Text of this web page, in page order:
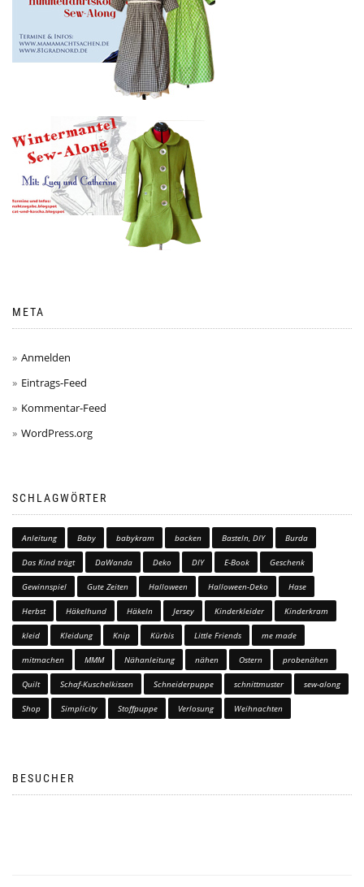
META
Anmelden
Eintrags-Feed
Kommentar-Feed
WordPress.org
SCHLAGWÖRTER
Anleitung Baby babykram backen Basteln, DIY Burda
Das Kind trägt DaWanda Deko DIY E-Book Geschenk
Gewinnspiel Gute Zeiten Halloween Halloween-Deko Hase
Herbst Häkelhund Häkeln Jersey Kinderkleider Kinderkram
kleid Kleidung Knip Kürbis Little Friends me made
mitmachen MMM Nähanleitung nähen Ostern probenähen
Quilt Schaf-Kuschelkissen Schneiderpuppe schnittmuster sew-along
Shop Simplicity Stoffpuppe Verlosung Weihnachten
BESUCHER